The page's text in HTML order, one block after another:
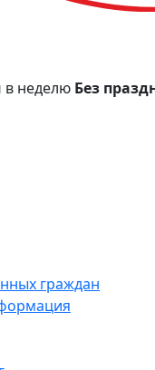
в неделю Без
граждан